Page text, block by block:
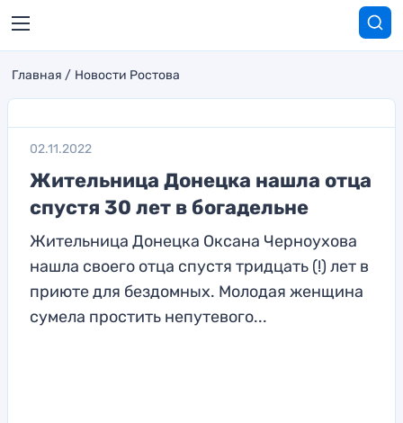
Главная Новости Ростова
02.11.2022
Жительница Донецка нашла отца
спустя 30 лет в богадельне
Жительница Донецка Оксана Черноухова
нашла своего отца спустя тридцать (!) лет в
приюте для бездомных. Молодая женщина
сумела простить непутевого...